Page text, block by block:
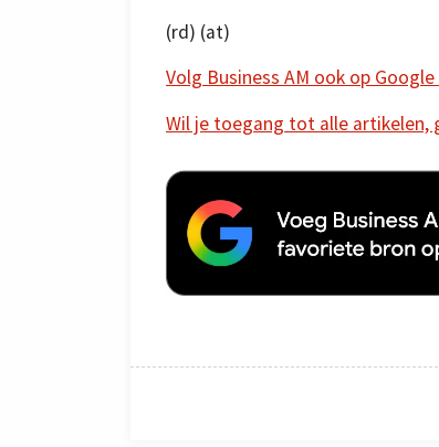
(rd) (at)
Volg Business AM ook op
Wil je toegang tot alle artikelen,